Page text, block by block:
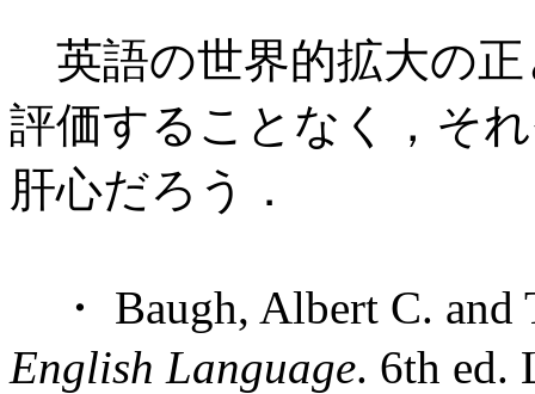
英語の世界的拡大の
評価することなく，そ
肝心だろう．
・ Baugh, Albert C. and
English Language. 6th ed.